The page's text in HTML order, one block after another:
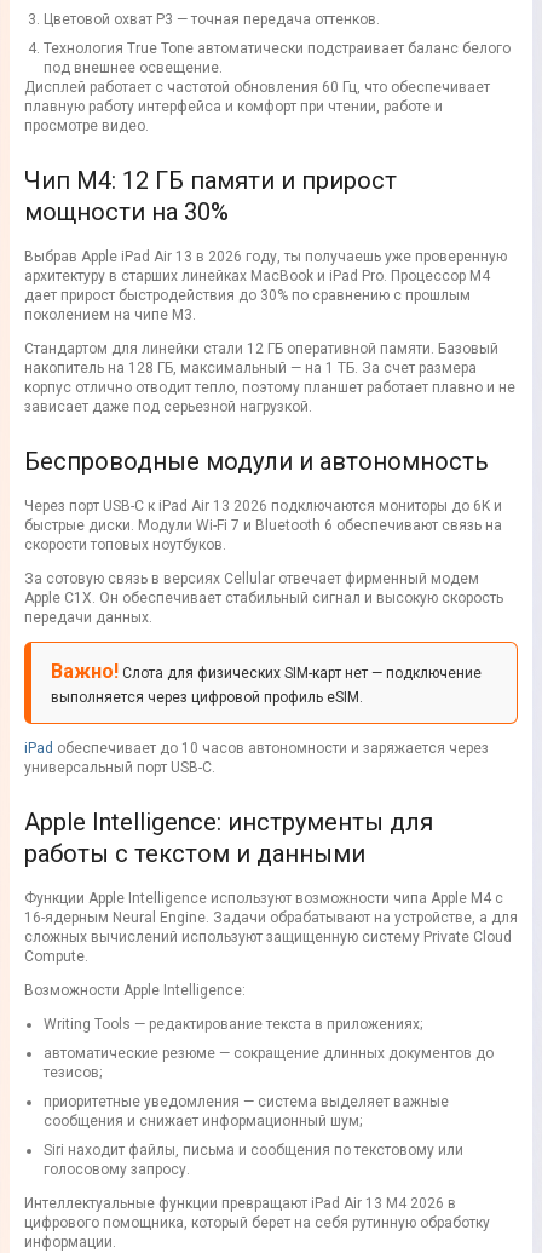
Цветовой охват P3 — точная передача оттенков.
Технология True Tone автоматически подстраивает баланс белого
под внешнее освещение.
Дисплей работает с частотой обновления 60 Гц, что обеспечивает
плавную работу интерфейса и комфорт при чтении, работе и
просмотре видео.
Чип M4: 12 ГБ памяти и прирост
мощности на 30%
Выбрав Apple iPad Air 13 в 2026 году, ты получаешь уже проверенную
архитектуру в старших линейках MacBook и iPad Pro. Процессор M4
дает прирост быстродействия до 30% по сравнению с прошлым
поколением на чипе M3.
Стандартом для линейки стали 12 ГБ оперативной памяти. Базовый
накопитель на 128 ГБ, максимальный — на 1 ТБ. За счет размера
корпус отлично отводит тепло, поэтому планшет работает плавно и не
зависает даже под серьезной нагрузкой.
Беспроводные модули и автономность
Через порт USB-C к iPad Air 13 2026 подключаются мониторы до 6K и
быстрые диски. Модули Wi-Fi 7 и Bluetooth 6 обеспечивают связь на
скорости топовых ноутбуков.
За сотовую связь в версиях Cellular отвечает фирменный модем
Apple C1X. Он обеспечивает стабильный сигнал и высокую скорость
передачи данных.
Важно! Слота для физических SIM-карт нет — подключение
выполняется через цифровой профиль eSIM.
iPad обеспечивает до 10 часов автономности и заряжается через
универсальный порт USB-C.
Apple Intelligence: инструменты для
работы с текстом и данными
Функции Apple Intelligence используют возможности чипа Apple M4 с
16-ядерным Neural Engine. Задачи обрабатывают на устройстве, а для
сложных вычислений используют защищенную систему Private Cloud
Compute.
Возможности Apple Intelligence:
Writing Tools — редактирование текста в приложениях;
автоматические резюме — сокращение длинных документов до
тезисов;
приоритетные уведомления — система выделяет важные
сообщения и снижает информационный шум;
Siri находит файлы, письма и сообщения по текстовому или
голосовому запросу.
Интеллектуальные функции превращают iPad Air 13 M4 2026 в
цифрового помощника, который берет на себя рутинную обработку
информации.